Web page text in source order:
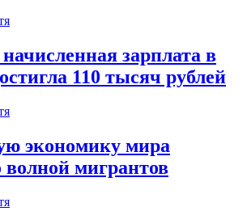
зарплата в
110 тысяч рублей
экономику мира
мигрантов